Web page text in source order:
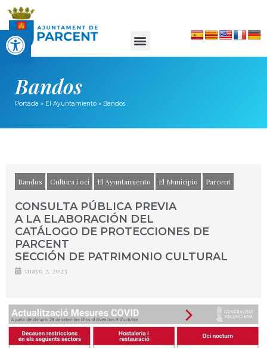
Abrir barra de herramientas
Bandos
Portada » El Ayuntamiento » Bandos
Bandos Cultura i oci El Ayuntamiento El Municipio Parcent
CONSULTA PÚBLICA PREVIA
A LA ELABORACIÓN DEL
CATÁLOGO DE PROTECCIONES DE
PARCENT
SECCIÓN DE PATRIMONIO CULTURAL
mayo 2, 2023